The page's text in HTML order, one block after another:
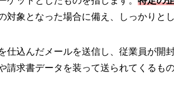
対象となった場合に備え、しっかりと
込んだメールを送信し、従業員が
求書データを装って送られてくるもの